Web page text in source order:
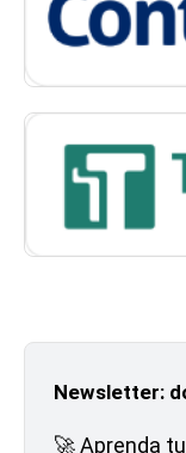
Newsletter:
🚀 Aprenda